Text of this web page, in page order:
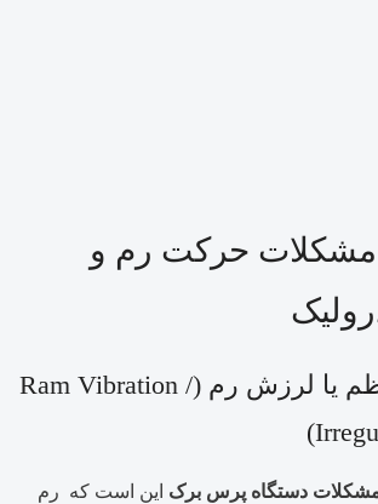
حرکت رم و
۵. حرکت نامنظم یا لرزش رم (Ram Vibration /
دستگاه پرس برک این است که رم